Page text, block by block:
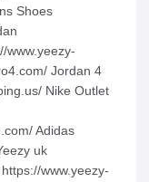
Shoes
www.yeezy-
Jordan 4
Nike Outlet
Adidas
uk
www.yeezy-